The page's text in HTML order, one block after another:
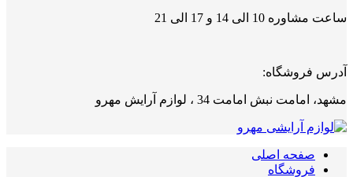
ساعت مشاوره 10 الی 14 و 17 الی 21
آدرس فروشگاه:
مشهد، امامت نبش امامت 34 ، لوازم آرایش مهرو
صفحه اصلی
فروشگاه